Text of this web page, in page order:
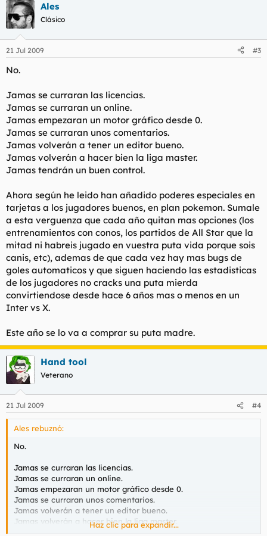
Ales
Clásico
21 Jul 2009 #3
No.
Jamas se curraran las licencias.
Jamas se curraran un online.
Jamas empezaran un motor gráfico desde 0.
Jamas se curraran unos comentarios.
Jamas volverán a tener un editor bueno.
Jamas volverán a hacer bien la liga master.
Jamas tendrán un buen control.
Ahora según he leido han añadido poderes especiales en
tarjetas a los jugadores buenos, en plan pokemon. Sumale
a esta verguenza que cada año quitan mas opciones (los
entrenamientos con conos, los partidos de All Star que la
mitad ni habreis jugado en vuestra puta vida porque sois
canis, etc), ademas de que cada vez hay mas bugs de
goles automaticos y que siguen haciendo las estadisticas
de los jugadores no cracks una puta mierda
convirtiendose desde hace 6 años mas o menos en un
Inter vs X.
Este año se lo va a comprar su puta madre.
Hand tool
Veterano
21 Jul 2009 #4
Ales rebuznó:
No.
Jamas se curraran las licencias.
Jamas se curraran un online.
Jamas empezaran un motor gráfico desde 0.
Jamas se curraran unos comentarios.
Jamas volverán a tener un editor bueno.
Jamas volverán a hacer bien la liga master.
Jamas tendrán un buen control.
Haz clic para expandir...